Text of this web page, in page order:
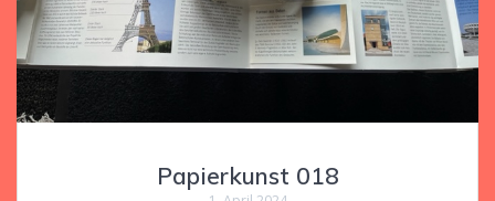
Papierkunst 018